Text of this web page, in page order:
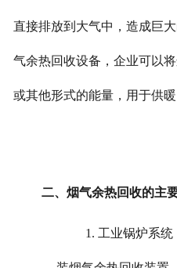
直接排放到大气中，造成巨
气余热回收设备，企业可以
或其他形式的能量，用于供
二、烟气余热回收的主
1. 工业锅炉系